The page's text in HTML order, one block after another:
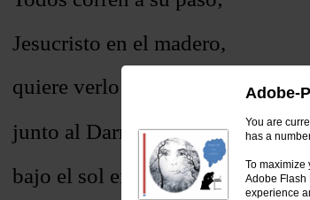
Adobe-
You are
has a
To maximize
Adobe Flash
experience
Jesucristo en el madero,
quiere verlo el mundo entero,
junto al Darro a cielo raso,
bajo el sol en el ocaso,